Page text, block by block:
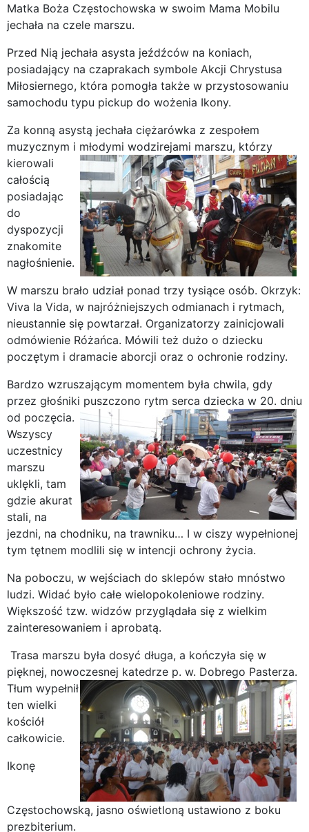
Matka Boża Częstochowska w swoim Mama Mobilu
jechała na czele marszu.
Przed Nią jechała asysta jeźdźców na koniach,
posiadający na czaprakach symbole Akcji Chrystusa
Miłosiernego, która pomogła także w przystosowaniu
samochodu typu pickup do wożenia Ikony.
Za konną asystą jechała ciężarówka z zespołem
muzycznym i młodymi wodzirejami marszu, którzy
kierowali
całością
posiadając
do
dyspozycji
znakomite
nagłośnienie.
W marszu brało udział ponad trzy tysiące osób. Okrzyk:
Viva la Vida, w najróżniejszych odmianach i rytmach,
nieustannie się powtarzał. Organizatorzy zainicjowali
odmówienie Różańca. Mówili też dużo o dziecku
poczętym i dramacie aborcji oraz o ochronie rodziny.
Bardzo wzruszającym momentem była chwila, gdy
przez głośniki puszczono rytm serca dziecka w 20. dniu
od poczęcia.
Wszyscy
uczestnicy
marszu
uklękli, tam
gdzie akurat
stali, na
jezdni, na chodniku, na trawniku… I w ciszy wypełnionej
tym tętnem modlili się w intencji ochrony życia.
Na poboczu, w wejściach do sklepów stało mnóstwo
ludzi. Widać było całe wielopokoleniowe rodziny.
Większość tzw. widzów przyglądała się z wielkim
zainteresowaniem i aprobatą.
Trasa marszu była dosyć długa, a kończyła się w
pięknej, nowoczesnej katedrze p. w. Dobrego Pasterza.
Tłum wypełnił
ten wielki
kościół
całkowicie.
Ikonę
Częstochowską, jasno oświetloną ustawiono z boku
prezbiterium.